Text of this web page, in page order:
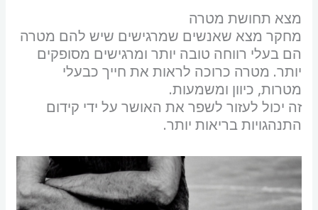
מצא תחושת מטרה
מחקר מצא שאנשים שמרגישים שיש להם מטרה
הם בעלי רווחה טובה יותר ומרגישים מסופקים
יותר. מטרה כרוכה לראות את חייך כבעלי
מטרות, כיוון ומשמעות.
זה יכול לעזור לשפר את האושר על ידי קידום
התנהגויות בריאות יותר.